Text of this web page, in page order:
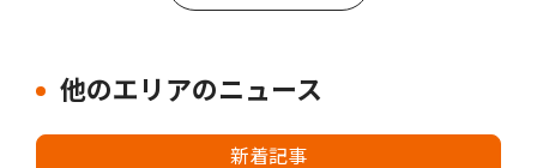
他のエリアのニュース
新着記事